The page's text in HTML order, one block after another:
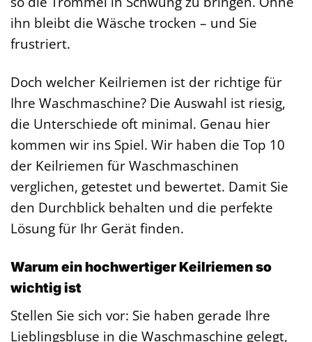
ihn bleibt die Wäsche trocken – und Sie
frustriert.
Doch welcher Keilriemen ist der richtige für
Ihre Waschmaschine? Die Auswahl ist riesig,
die Unterschiede oft minimal. Genau hier
kommen wir ins Spiel. Wir haben die Top 10
der Keilriemen für Waschmaschinen
verglichen, getestet und bewertet. Damit Sie
den Durchblick behalten und die perfekte
Lösung für Ihr Gerät finden.
Warum ein hochwertiger Keilriemen so
wichtig ist
Stellen Sie sich vor: Sie haben gerade Ihre
Lieblingsbluse in die Waschmaschine gelegt,